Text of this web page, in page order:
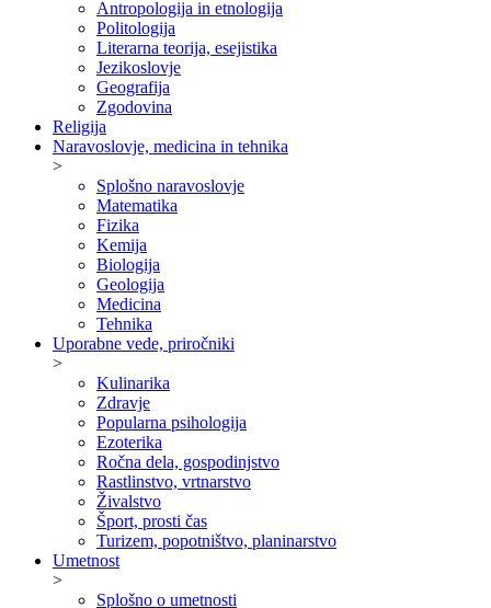
Antropologija in etnologija
Politologija
Literarna teorija, esejistika
Jezikoslovje
Geografija
Zgodovina
Religija
Naravoslovje, medicina in tehnika
>
Splošno naravoslovje
Matematika
Fizika
Kemija
Biologija
Geologija
Medicina
Tehnika
Uporabne vede, priročniki
>
Kulinarika
Zdravje
Popularna psihologija
Ezoterika
Ročna dela, gospodinjstvo
Rastlinstvo, vrtnarstvo
Živalstvo
Šport, prosti čas
Turizem, popotništvo, planinarstvo
Umetnost
>
Splošno o umetnosti